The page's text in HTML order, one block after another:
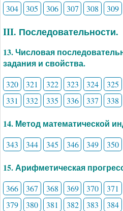
304
305 306 307 308 309
III. Последовательности.
13. Числовая
задания и свойства.
320 321 322 323 324 325
331
332 335 336 337 338
14. Метод математической
343 344 345 346 349 350
15. Арифметическая
366 367 368 369 370 371
379
380 381 382 383 384